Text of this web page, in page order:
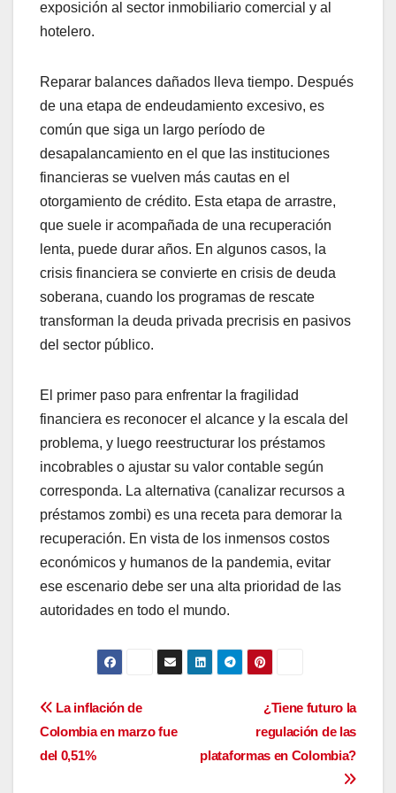
exposición al sector inmobiliario comercial y al
hotelero.
Reparar balances dañados lleva tiempo. Después
de una etapa de endeudamiento excesivo, es
común que siga un largo período de
desapalancamiento en el que las instituciones
financieras se vuelven más cautas en el
otorgamiento de crédito. Esta etapa de arrastre,
que suele ir acompañada de una recuperación
lenta, puede durar años. En algunos casos, la
crisis financiera se convierte en crisis de deuda
soberana, cuando los programas de rescate
transforman la deuda privada precrisis en pasivos
del sector público.
El primer paso para enfrentar la fragilidad
financiera es reconocer el alcance y la escala del
problema, y luego reestructurar los préstamos
incobrables o ajustar su valor contable según
corresponda. La alternativa (canalizar recursos a
préstamos zombi) es una receta para demorar la
recuperación. En vista de los inmensos costos
económicos y humanos de la pandemia, evitar
ese escenario debe ser una alta prioridad de las
autoridades en todo el mundo.
Navegación
de
¿Tiene futuro la
regulación de las
plataformas en Colombia?
La inflación de
Colombia en marzo fue
del 0,51%